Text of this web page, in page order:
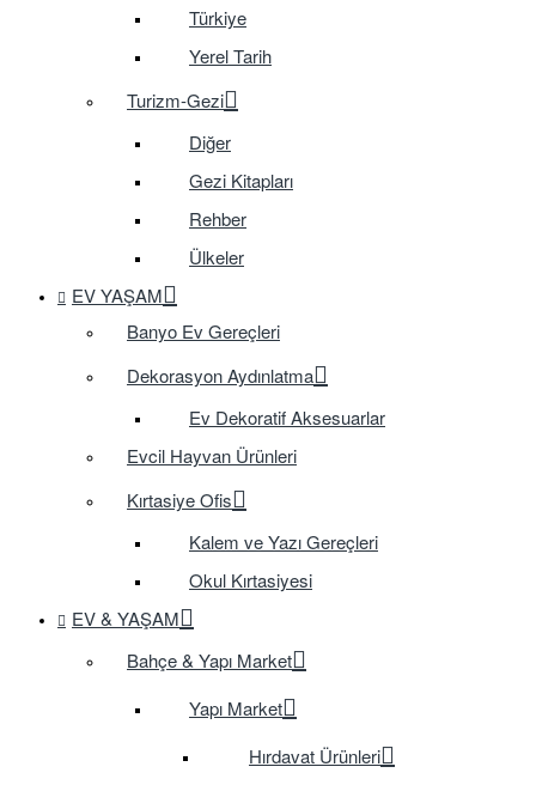
Türkiye
Yerel Tarih
Turizm-Gezi
Diğer
Gezi Kitapları
Rehber
Ülkeler
EV YAŞAM
Banyo Ev Gereçleri
Dekorasyon Aydınlatma
Ev Dekoratif Aksesuarlar
Evcil Hayvan Ürünleri
Kırtasiye Ofis
Kalem ve Yazı Gereçleri
Okul Kırtasiyesi
EV & YAŞAM
Bahçe & Yapı Market
Yapı Market
Hırdavat Ürünleri